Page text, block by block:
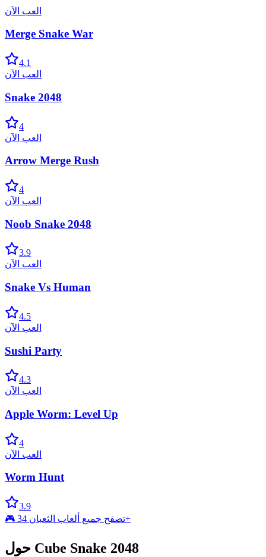
العب الآن
Merge Snake War
4.1
العب الآن
Snake 2048
4
العب الآن
Arrow Merge Rush
4
العب الآن
Noob Snake 2048
3.9
العب الآن
Snake Vs Human
4.5
العب الآن
Sushi Party
4.3
العب الآن
Apple Worm: Level Up
4
العب الآن
Worm Hunt
3.9
🎮 تصفح جميع ألعاب الثعبان 34+
حول Cube Snake 2048